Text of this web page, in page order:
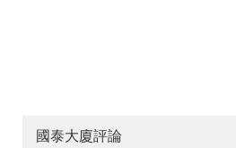
國泰大廈評論